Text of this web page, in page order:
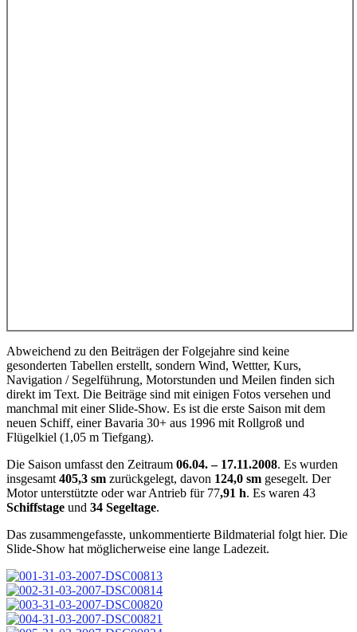
Abweichend zu den Beiträgen der Folgejahre sind keine
gesonderten Tabellen erstellt, sondern Wind, Wettter, Kurs,
Navigation / Segelführung, Motorstunden und Meilen finden sich
direkt im Text. Die Beiträge sind mit einigen Fotos versehen und
manchmal mit einer Slide-Show. Es ist die erste Saison mit dem
neuen Schiff, einer Bavaria 30+ aus 1996 mit Rollgroß und
Flügelkiel (1,05 m Tiefgang).
Die Saison umfasst den Zeitraum 06.04. – 17.11.2008. Es wurden
insgesamt 405,3 sm zurückgelegt, davon 124,0 sm gesegelt. Der
Motor unterstützte oder war Antrieb für 77,91 h. Es waren 43
Schiffstage und 34 Segeltage.
Das zusammengefasste, unkommentierte Bildmaterial folgt hier. Die
Slide-Show hat möglicherweise eine lange Ladezeit.